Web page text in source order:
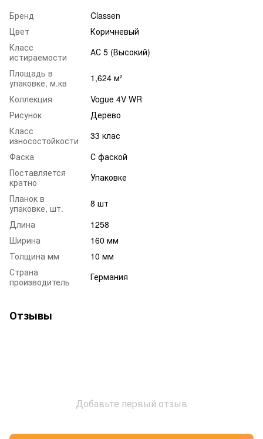
Бренд
Classen
Цвет
Коричневый
Класс
истираемости
АС 5 (Высокий)
Площадь в
упаковке, м.кв
1,624 м²
Коллекция
Vogue 4V WR
Рисунок
Дерево
Класс
износостойкости
33 клас
Фаска
С фаской
Поставляется
кратно
Упаковке
Планок в
упаковке, шт.
8 шт
Длина
1258
Ширина
160 мм
Толщина мм
10 мм
Страна
производитель
Германия
Отзывы
Добавьте первый отзыв